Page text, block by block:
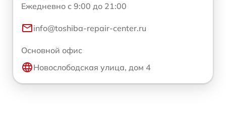
Ежедневно с 9:00 до 21:00
info@toshiba-repair-center.ru
Основной офис
Новослободская улица, дом 4